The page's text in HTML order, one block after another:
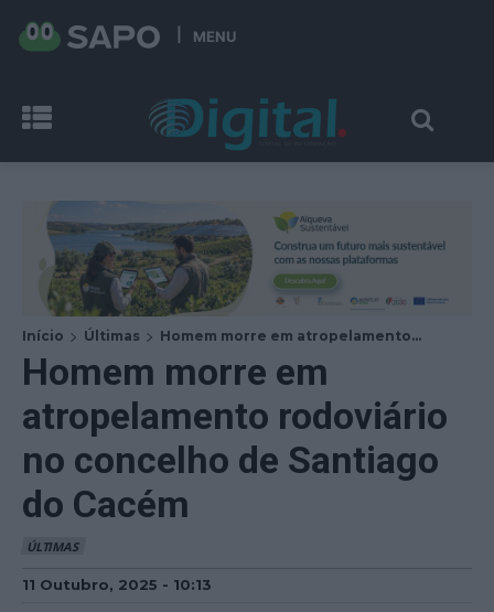
MENU
Início Últimas Homem morre em atropelamento...
Homem morre em
atropelamento rodoviário
no concelho de Santiago
do Cacém
ÚLTIMAS
11 Outubro, 2025 - 10:13